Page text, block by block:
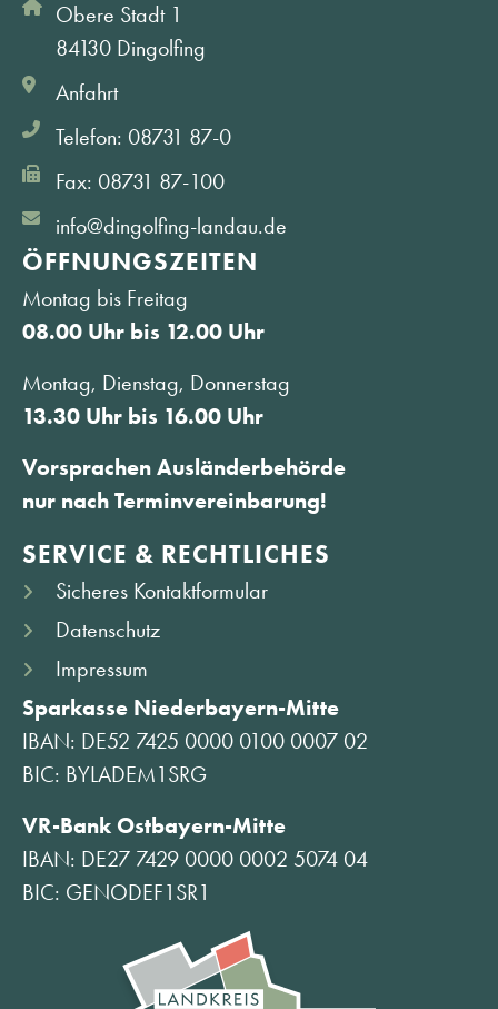
Obere Stadt 1
84130 Dingolfing
Anfahrt
Telefon: 08731 87-0
Fax: 08731 87-100
info@dingolfing-landau.de
ÖFFNUNGS­ZEITEN
Montag bis Freitag
08.00 Uhr bis 12.00 Uhr
Montag, Dienstag, Donnerstag
13.30 Uhr bis 16.00 Uhr
Vorsprachen Ausländerbehörde
nur nach Terminvereinbarung!
SERVICE & RECHTLICHES
Sicheres Kontaktformular
Datenschutz
Impressum
Sparkasse Niederbayern-Mitte
IBAN: DE52 7425 0000 0100 0007 02
BIC: BYLADEM1SRG
VR-Bank Ostbayern-Mitte
IBAN: DE27 7429 0000 0002 5074 04
BIC: GENODEF1SR1